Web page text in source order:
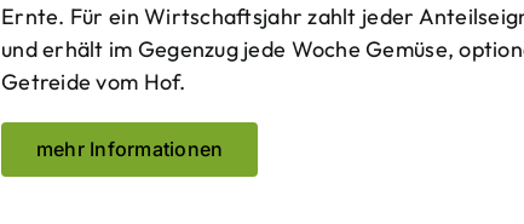
Ernte. Für ein Wirtschaftsjahr zahlt jeder
und erhält im Gegenzug jede Woche Gemüse,
Getreide vom Hof.
mehr Informationen